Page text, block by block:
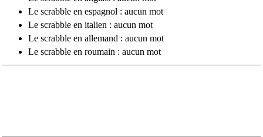
Le scrabble en espagnol : aucun mot
Le scrabble en italien : aucun mot
Le scrabble en allemand : aucun mot
Le scrabble en roumain : aucun mot